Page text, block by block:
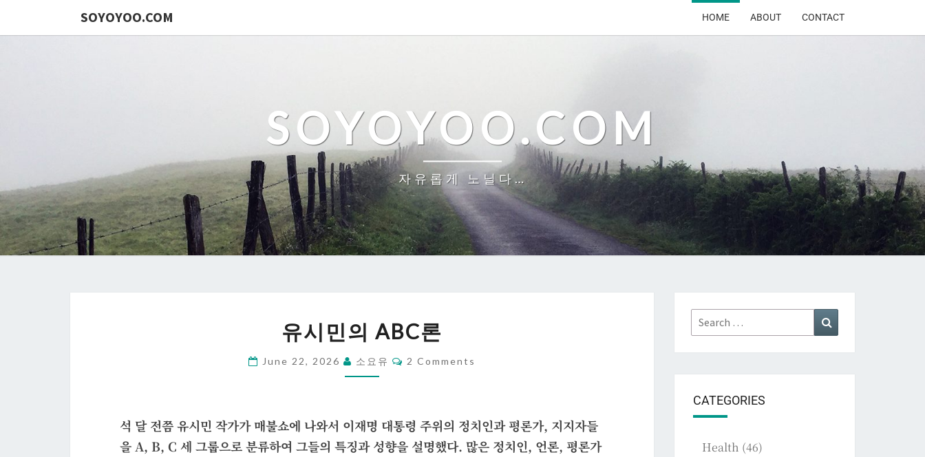
SOYOYOO.COM HOME ABOUT CONTACT
SOYOYOO.COM
자유롭게 노닐다…
시
민
의
론
유시민의 ABC론
June 22, 2026 소요유 Comments
2 Comments
석 달 전쯤 유시민 작가가 매불쇼에 나와서 이재명 대통령 주위의 정치인과 평론가, 지지자들
을 A, B, C 세 그룹으로 분류하여 그들의 특징과 성향을 설명했다. 많은 정치인, 언론, 평론가
Search
for:
CATEGORIES
Health (46)